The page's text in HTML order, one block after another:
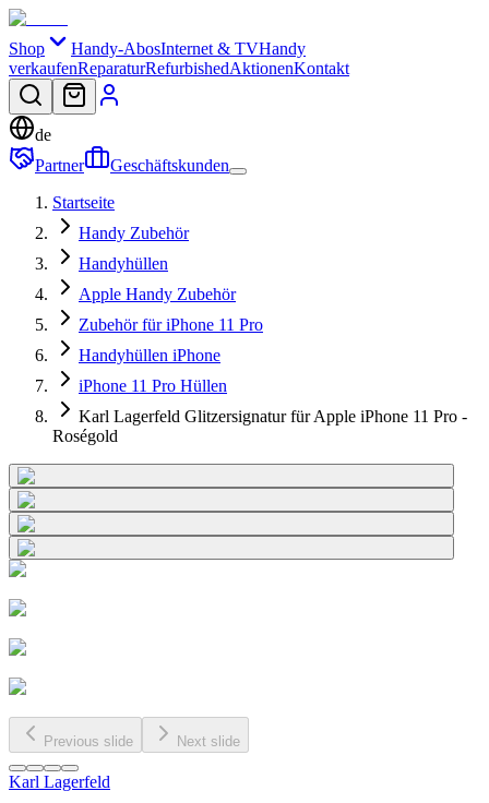
Shop Handy-AbosInternet & TVHandy
verkaufenReparaturRefurbishedAktionenKontakt
de
Partner
Geschäftskunden
Startseite
Handy Zubehör
Handyhüllen
Apple Handy Zubehör
Zubehör für iPhone 11 Pro
Handyhüllen iPhone
iPhone 11 Pro Hüllen
Karl Lagerfeld Glitzersignatur für Apple iPhone 11 Pro -
Roségold
Previous slide Next slide
Karl Lagerfeld